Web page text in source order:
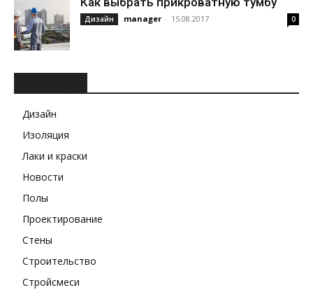
Дизайн manager - 15.08.2017 0
Дизайн
Изоляция
Лаки и краски
Новости
Полы
Проектирование
Стены
Строительство
Стройсмеси